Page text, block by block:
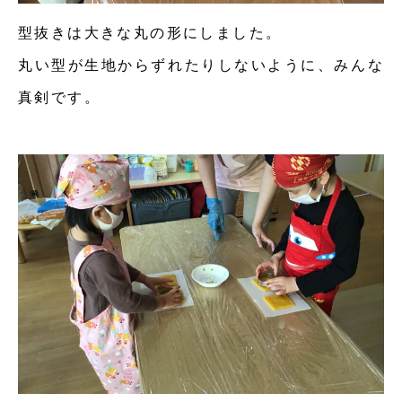
型抜きは大きな丸の形にしました。
丸い型が生地からずれたりしないように、みんな
真剣です。